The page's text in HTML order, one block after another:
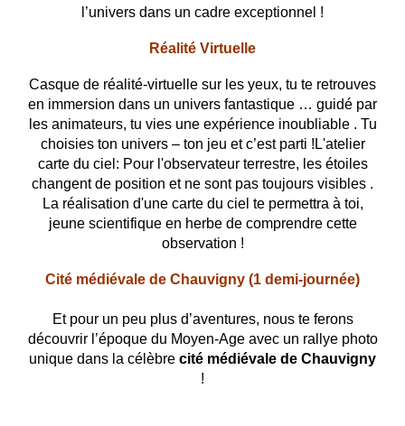
l’univers dans un cadre exceptionnel !
Réalité Virtuelle
Casque de réalité-virtuelle sur les yeux, tu te retrouves
en immersion dans un univers fantastique … guidé par
les animateurs, tu vies une expérience inoubliable . Tu
choisies ton univers – ton jeu et c’est parti !L'atelier
carte du ciel: Pour l'observateur terrestre, les étoiles
changent de position et ne sont pas toujours visibles .
La réalisation d'une carte du ciel te permettra à toi,
jeune scientifique en herbe de comprendre cette
observation !
Cité médiévale de Chauvigny (1 demi-journée)
Et pour un peu plus d’aventures, nous te ferons
découvrir l’époque du Moyen-Age avec un rallye photo
unique dans la célèbre cité médiévale de Chauvigny
!